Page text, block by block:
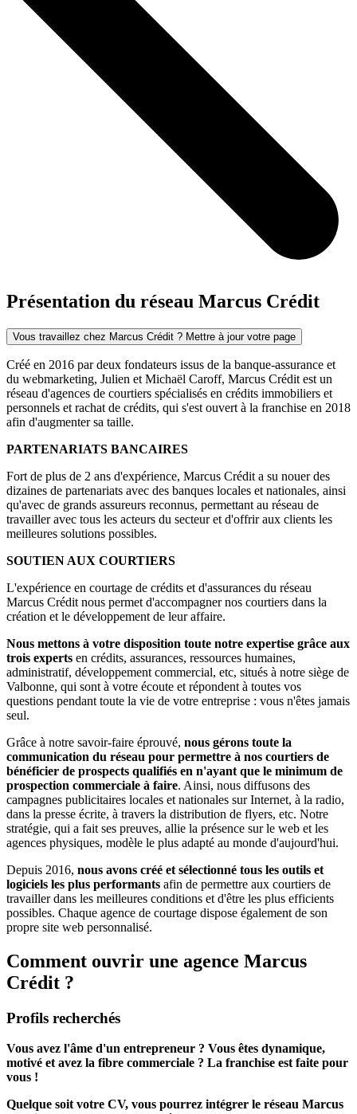
Présentation du réseau Marcus Crédit
Vous travaillez chez Marcus Crédit ? Mettre à jour votre page
Créé en 2016 par deux fondateurs issus de la banque-assurance et
du webmarketing, Julien et Michaël Caroff, Marcus Crédit est un
réseau d'agences de courtiers spécialisés en crédits immobiliers et
personnels et rachat de crédits, qui s'est ouvert à la franchise en 2018
afin d'augmenter sa taille.
PARTENARIATS BANCAIRES
Fort de plus de 2 ans d'expérience, Marcus Crédit a su nouer des
dizaines de partenariats avec des banques locales et nationales, ainsi
qu'avec de grands assureurs reconnus, permettant au réseau de
travailler avec tous les acteurs du secteur et d'offrir aux clients les
meilleures solutions possibles.
SOUTIEN AUX COURTIERS
L'expérience en courtage de crédits et d'assurances du réseau
Marcus Crédit nous permet d'accompagner nos courtiers dans la
création et le développement de leur affaire.
Nous mettons à votre disposition toute notre expertise grâce aux
trois experts en crédits, assurances, ressources humaines,
administratif, développement commercial, etc, situés à notre siège de
Valbonne, qui sont à votre écoute et répondent à toutes vos
questions pendant toute la vie de votre entreprise : vous n'êtes jamais
seul.
Grâce à notre savoir-faire éprouvé, nous gérons toute la
communication du réseau pour permettre à nos courtiers de
bénéficier de prospects qualifiés en n'ayant que le minimum de
prospection commerciale à faire. Ainsi, nous diffusons des
campagnes publicitaires locales et nationales sur Internet, à la radio,
dans la presse écrite, à travers la distribution de flyers, etc. Notre
stratégie, qui a fait ses preuves, allie la présence sur le web et les
agences physiques, modèle le plus adapté au monde d'aujourd'hui.
Depuis 2016, nous avons créé et sélectionné tous les outils et
logiciels les plus performants afin de permettre aux courtiers de
travailler dans les meilleures conditions et d'être les plus efficients
possibles. Chaque agence de courtage dispose également de son
propre site web personnalisé.
Comment ouvrir une agence Marcus
Crédit ?
Profils recherchés
Vous avez l'âme d'un entrepreneur ? Vous êtes dynamique,
motivé et avez la fibre commerciale ? La franchise est faite pour
vous !
Quelque soit votre CV, vous pourrez intégrer le réseau Marcus